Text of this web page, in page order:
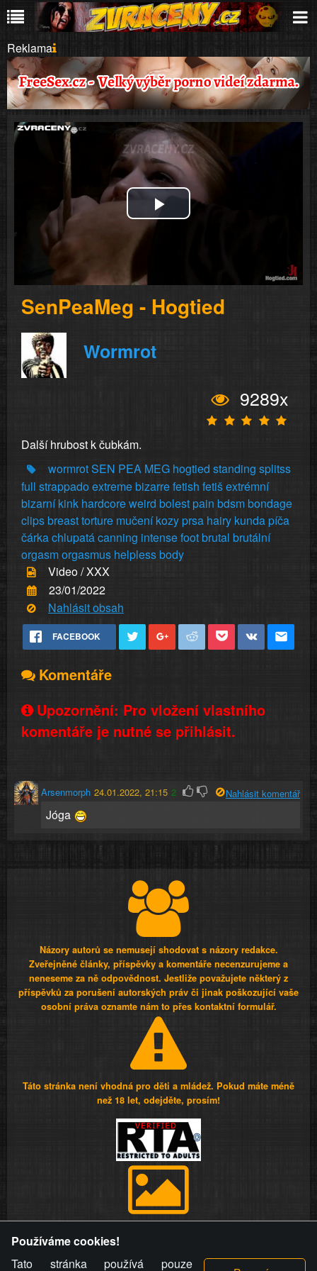
Reklama
Play
SenPeaMeg - Hogtied
Wormrot
9289x
Další hrubost k čubkám.
wormrotSEN PEA MEG hogtied standing splitss
full strappado extremebizarrefetish fetišextrémní
bizarní kink hardcoreweird bolestpain bdsmbondage
clipsbreasttorture mučení kozyprsa hairy kundapíča
čárkachlupatácanning intensefootbrutal brutální
orgasmorgasmus helplessbody
Video / XXX
23/01/2022
Nahlásit obsah
FACEBOOK
Komentáře
Upozornění: Pro vložení vlastního
komentáře je nutné se přihlásit.
Arsenmorph 24.01.2022, 21:15 2 Nahlásit komentář
Jóga
Názory autorů se nemusejí shodovat s názory redakce.
Zveřejněné články, příspěvky a komentáře necenzurujeme a
neneseme za ně odpovědnost. Jestliže považujete některý z
příspěvků za porušení autorských práv či jinak poškozující vaše
osobní práva oznamte nám to přes kontaktní formulář.
Táto stránka není vhodná pro děti a mládež. Pokud máte méně
než 18 let, odejděte, prosím!
videa a komentáře. Osoba, které se toto opatření provozovatele
stránky týče, ani osoba, která umístila fotografii nebo video na
Používáme cookies!
Tato stránka používá pouze